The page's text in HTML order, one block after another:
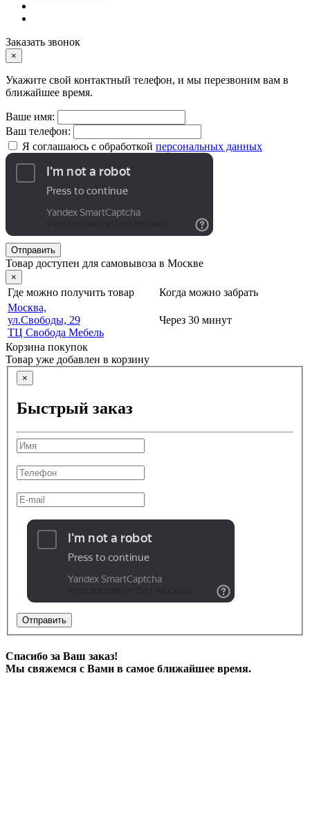
Заказать звонок
×
Укажите свой контактный телефон, и мы перезвоним вам в
ближайшее время.
Ваше имя:
Ваш телефон:
Я соглашаюсь с обработкой персональных данных
Отправить
Товар доступен для самовывоза в Москве
×
Где можно получить товар
Когда можно забрать
Москва,
ул.Свободы, 29
ТЦ Свобода Мебель
Через 30 минут
Корзина покупок
Товар уже добавлен в корзину
×
Быстрый заказ
Отправить
Спасибо за Ваш заказ!
Мы свяжемся с Вами в самое ближайшее время.